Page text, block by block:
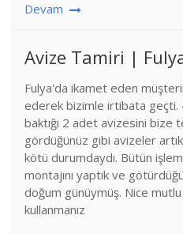
Devam
Avize Tamiri |
Fulya'da ikamet eden
ederek bizimle irtibata geçti.
baktığı 2 adet avizesini bize
gördüğünüz gibi avizeler
kötü durumdaydı. Bütün
montajını yaptık ve
doğum günüymüş. Nice
kullanmanız